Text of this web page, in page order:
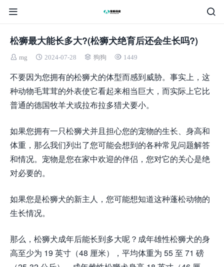
松狮最大能长多大?(松狮犬绝育后还会生长吗?)
mg 2024-07-28 狗狗 1449
不要因为您拥有的松狮犬的体型而感到威胁。事实上，这
种动物毛茸茸的外表使它看起来相当巨大，而实际上它比
普通的德国牧羊犬或拉布拉多猎犬要小。
如果您拥有一只松狮犬并且担心您的宠物的生长、身高和
体重，那么我们列出了您可能会想到的各种常见问题解答
和情况。宠物是您在家中欢迎的伴侣，您对它的关心是绝
对必要的。
如果您是松狮犬的新主人，您可能想知道这种蓬松动物的
生长情况。
那么，松狮犬成年后能长到多大呢？成年雄性松狮犬的身
高至少为 19 英寸（48 厘米），平均体重为 55 至 71 磅